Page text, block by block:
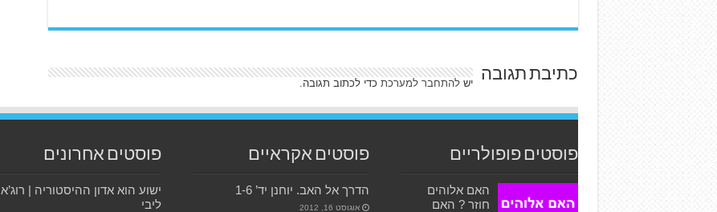
כתיבת תגובה ישלהתחבר למערכת כדי לכתוב תגובה.
פוסטים פופולריים
האם אלוהים
חוזר ? האם
פוסטים אקראיים
הדרך אל האב. יוחנן יד’ 1-6
אוגוסט 16, 2012
פוסטים אחרונים
ישוע הוא אדון ההיסטוריה | רוג’א
ליבי